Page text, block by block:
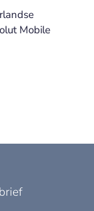
Mobile